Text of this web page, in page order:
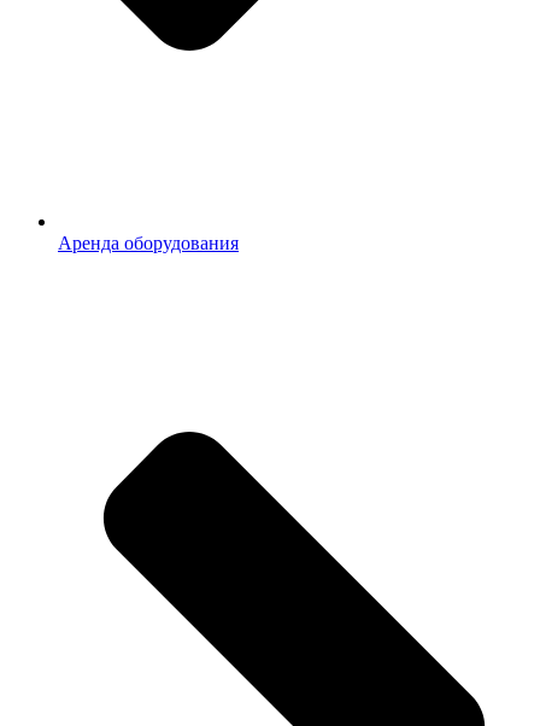
Аренда оборудования